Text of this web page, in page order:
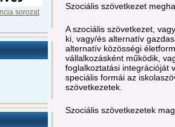
sorozat
Szociális szövetkezet
A szociális szövetkezet,
ki, vagy/és alternatív
alternatív közösségi
vállalkozásként működik,
foglalkoztatási integrációját
speciális formái az
szövetkezetek.
Szociális szövetkezetek